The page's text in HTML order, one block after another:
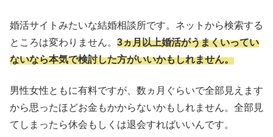
婚活サイトみたいな結婚相談所です。ネットから検索する
ところは変わりません。 3ヵ月以上婚活がうまくいってい
ないなら本気で検討した方がいいかもしれません。
男性女性ともに有料ですが、数ヵ月ぐらいで全部見えます
から思ったほどお金もかからないかもしれません。全部見
てしまったら休会もしくは退会すればいいんです。